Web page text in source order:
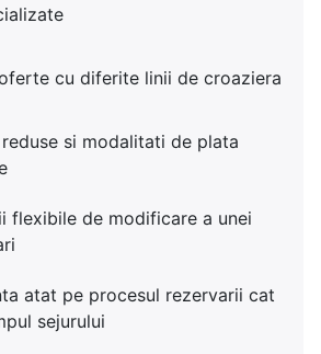
cu diferite linii de croaziera
si modalitati de plata
flexibile de modificare a unei
atat pe procesul rezervarii cat
sejurului